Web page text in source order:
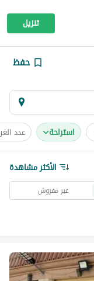
تنزيل
حفظ
استراحة عدد
الأكثر مشاهدة
غير مفروش